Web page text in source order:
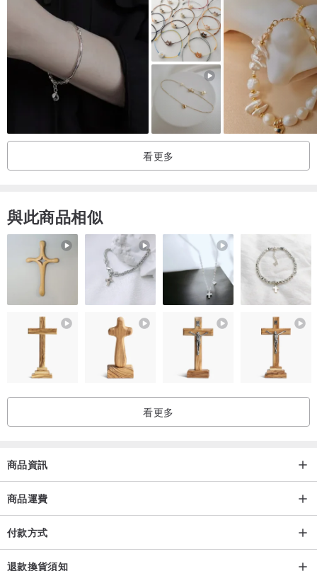
- 可平衡及淨化自身、周遭磁場。
- 排解負面、焦慮低落情緒，增加正能量。
- 提高專注力。
-冷靜、理性。
✼金曜石
-招財守財。
-去晦氣辟邪保平安。
-恢復精神。
-防小人。
｜購買須知｜
＊水晶功效為寓意象徵，如有身體不適請盡速就醫。
＊Crystal Elf 皆使用天然水晶，因此每條手鍊的水晶獨一無二，不可
能完全一樣，有棉絮、冰裂、礦缺、黑點雜質爲天然之現象，介意者
＊照片由iphone12無調色濾鏡室內自然光拍攝，如因外在因素導致些
＊手圍若無特別註記一率製作為合手。
＊手鍊會配合手圍做一些細微調整。
＊實際商品會因每批水晶、配飾材料不同略有些微差距。
看更多
與此商品相似
看更多
商品資訊
商品運費
付款方式
退款換貨須知